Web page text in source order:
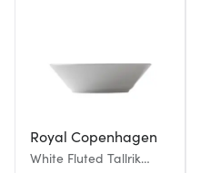
Royal Copenhagen
White Fluted Tallrik